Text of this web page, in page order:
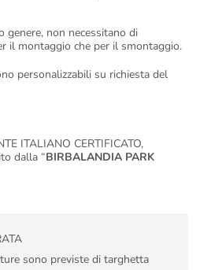
non necessitano di
il montaggio che per il smontaggio.
personalizzabili su richiesta del
ITALIANO CERTIFICATO,
dalla “BIRBALANDIA PARK
sono previste di targhetta